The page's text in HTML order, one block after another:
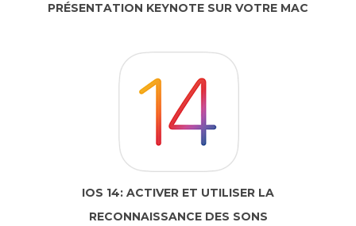
PRÉSENTATION KEYNOTE SUR VOTRE MAC
IOS 14: ACTIVER ET UTILISER LA
RECONNAISSANCE DES SONS